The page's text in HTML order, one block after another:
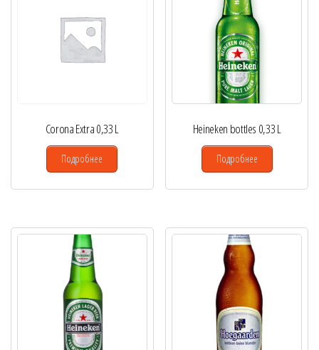
Corona Extra 0,33 L
Подробнее
Heineken bottles 0,33 L
Подробнее